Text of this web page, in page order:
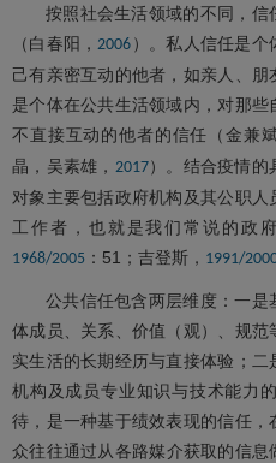
按照社会生活领域的不同，
（白春阳， 2006 ）。私人信任是个
己有亲密互动的他者，如亲人、
是个体在公共生活领域内，对那
不直接互动的他者的信任（金兼
晶，吴素雄， 2017）。结合疫情的
对象主要包括政府机构及其公职
工作者，也就是我们常说的政
1968/2005 ：51；吉登斯， 1991/
公共信任包含两层维度：一
体成员、关系、价值（观）、规
实生活的长期经历与直接体验；
机构及成员专业知识与技术能力
待，是一种基于绩效表现的信任
众往往通过从各路媒介获取的信息